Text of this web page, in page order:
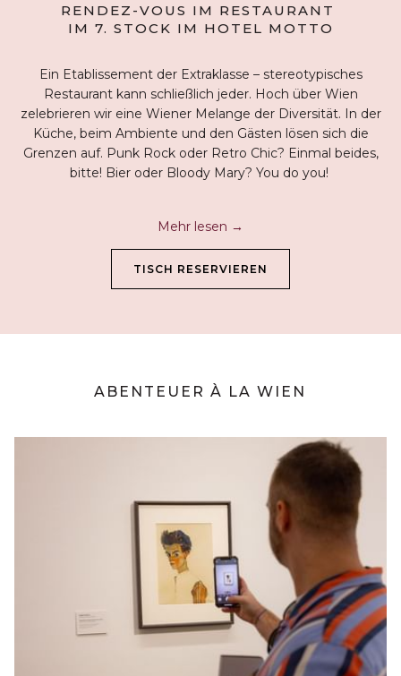
RENDEZ-VOUS IM RESTAURANT
IM 7. STOCK IM HOTEL MOTTO
Ein Etablissement der Extraklasse – stereotypisches
Restaurant kann schließlich jeder. Hoch über Wien
zelebrieren wir eine Wiener Melange der Diversität. In der
Küche, beim Ambiente und den Gästen lösen sich die
Grenzen auf. Punk Rock oder Retro Chic? Einmal beides,
bitte! Bier oder Bloody Mary? You do you!
Mehr lesen
TISCH RESERVIEREN
FENSTER
ABENTEUER À LA WIEN